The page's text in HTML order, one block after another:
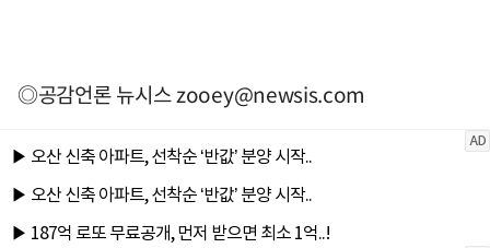
◎공감언론 뉴시스zooey@newsis.com